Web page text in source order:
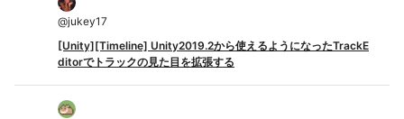
@jukey17
[Unity][Timeline] Unity2019.2から使えるようになったTrackE
ditorでトラックの見た目を拡張する